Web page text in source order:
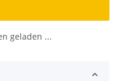
geladen ...